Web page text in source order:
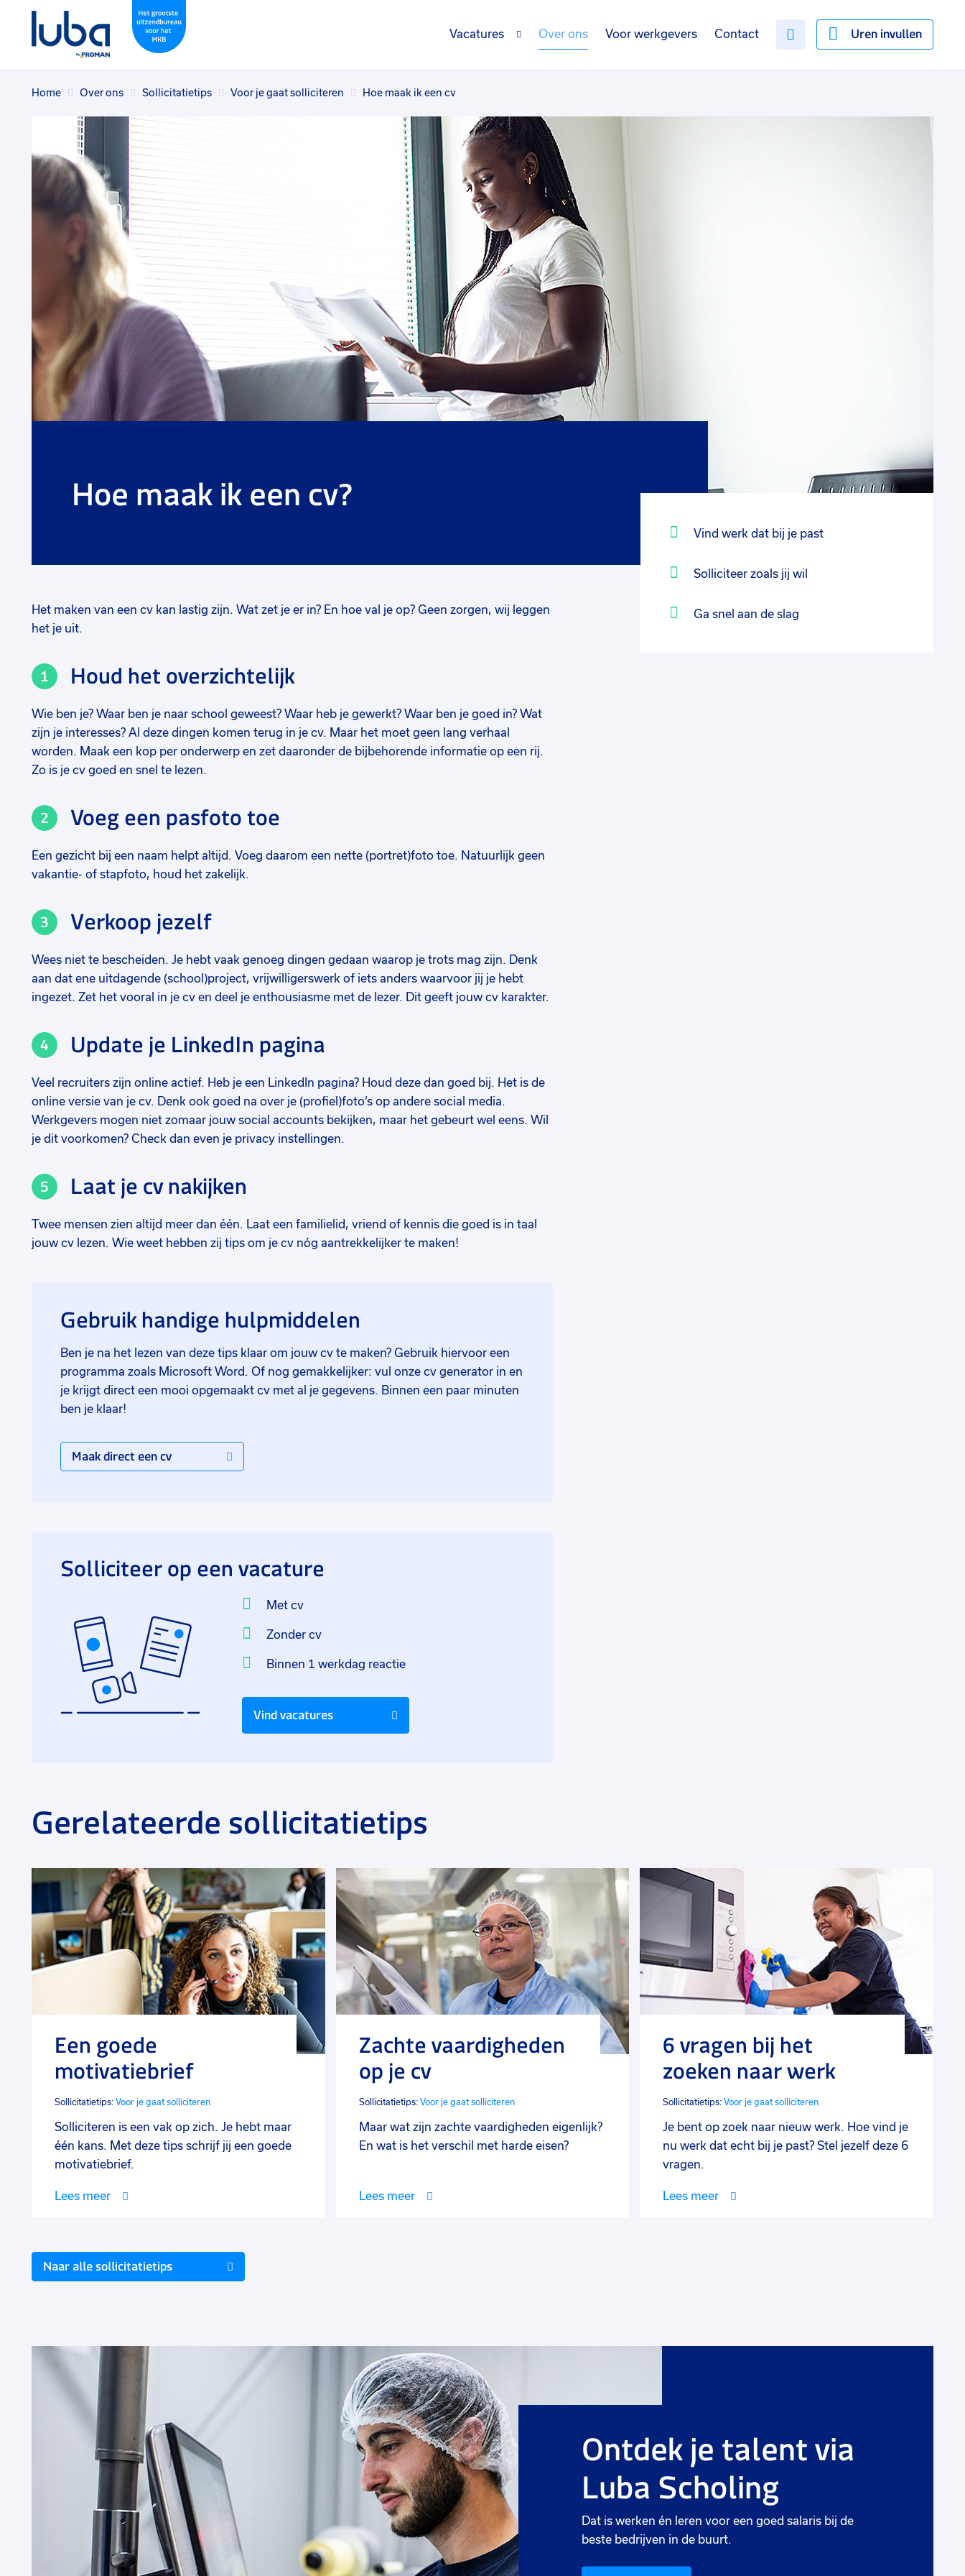
Uren invullen
Vacatures Over ons Voor werkgevers Contact
Home Over ons Sollicitatietips Voor je gaat solliciteren Hoe maak ik een cv
Hoe maak ik een cv?
Het maken van een cv kan lastig zijn. Wat zet je er in? En hoe val je op? Geen zorgen, wij leggen
het je uit.
Houd het overzichtelijk
Wie ben je? Waar ben je naar school geweest? Waar heb je gewerkt? Waar ben je goed in? Wat
zijn je interesses? Al deze dingen komen terug in je cv. Maar het moet geen lang verhaal
worden. Maak een kop per onderwerp en zet daaronder de bijbehorende informatie op een rij.
Zo is je cv goed en snel te lezen.
Voeg een pasfoto toe
Een gezicht bij een naam helpt altijd. Voeg daarom een nette (portret)foto toe. Natuurlijk geen
vakantie- of stapfoto, houd het zakelijk.
Verkoop jezelf
Wees niet te bescheiden. Je hebt vaak genoeg dingen gedaan waarop je trots mag zijn. Denk
aan dat ene uitdagende (school)project, vrijwilligerswerk of iets anders waarvoor jij je hebt
ingezet. Zet het vooral in je cv en deel je enthousiasme met de lezer. Dit geeft jouw cv karakter.
Update je LinkedIn pagina
Veel recruiters zijn online actief. Heb je een LinkedIn pagina? Houd deze dan goed bij. Het is de
online versie van je cv. Denk ook goed na over je (profiel)foto’s op andere social media.
Werkgevers mogen niet zomaar jouw social accounts bekijken, maar het gebeurt wel eens. Wil
je dit voorkomen? Check dan even je privacy instellingen.
Laat je cv nakijken
Twee mensen zien altijd meer dan één. Laat een familielid, vriend of kennis die goed is in taal
jouw cv lezen. Wie weet hebben zij tips om je cv nóg aantrekkelijker te maken!
Gebruik handige hulpmiddelen
Ben je na het lezen van deze tips klaar om jouw cv te maken? Gebruik hiervoor een
programma zoals Microsoft Word. Of nog gemakkelijker: vul onze cv generator in en
je krijgt direct een mooi opgemaakt cv met al je gegevens. Binnen een paar minuten
ben je klaar!
Maak direct een cv
Solliciteer op een vacature
Met cv
Zonder cv
Binnen 1 werkdag reactie
Vind vacatures
Vind werk dat bij je past
Solliciteer zoals jij wil
Ga snel aan de slag
Gerelateerde sollicitatietips
Een goede
motivatiebrief
Sollicitatietips: Voor je gaat solliciteren
Solliciteren is een vak op zich. Je hebt maar
één kans. Met deze tips schrijf jij een goede
motivatiebrief.
Lees meer
Zachte vaardigheden
op je cv
Sollicitatietips:Voor je gaat solliciteren
Maar wat zijn zachte vaardigheden eigenlijk?
En wat is het verschil met harde eisen?
Lees meer
6 vragen bij het
zoeken naar werk
Sollicitatietips: Voor je gaat solliciteren
Je bent op zoek naar nieuw werk. Hoe vind je
nu werk dat echt bij je past? Stel jezelf deze 6
vragen.
Lees meer
Naar alle sollicitatietips
Ontdek je talent via
Luba Scholing
Dat is werken én leren voor een goed salaris bij de
beste bedrijven in de buurt.